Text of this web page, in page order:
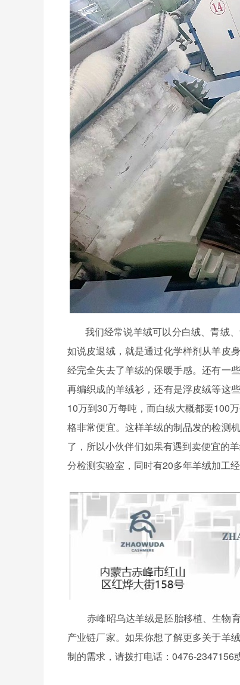
我们经常说羊绒可以分白绒、青绒、
如说皮退绒，就是通过化学样剂从羊皮
经完全失去了羊绒的保暖手感。还有一
再编织成的羊绒衫，还有是浮皮绒等这
10万到30万每吨，而白绒大概都要100
格非常便宜。这样羊绒的制品发的检测
了，所以小伙伴们如果有遇到卖便宜的
分检测实验室，同时有20多年羊绒加工
赤峰昭乌达羊绒是胚胎移植、生物
产业链厂家。如果你想了解更多关于羊
制的需求，请拨打电话：0476-2347156